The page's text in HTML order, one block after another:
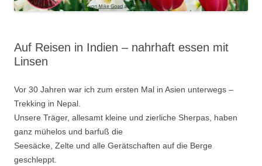
Auf Reisen in Indien – nahrhaft essen mit
Linsen
Vor 30 Jahren war ich zum ersten Mal in Asien unterwegs –
Trekking in Nepal.
Unsere Träger, allesamt kleine und zierliche Sherpas, haben
ganz mühelos und barfuß die
Seesäcke, Zelte und alle Gerätschaften auf die Berge
geschleppt.